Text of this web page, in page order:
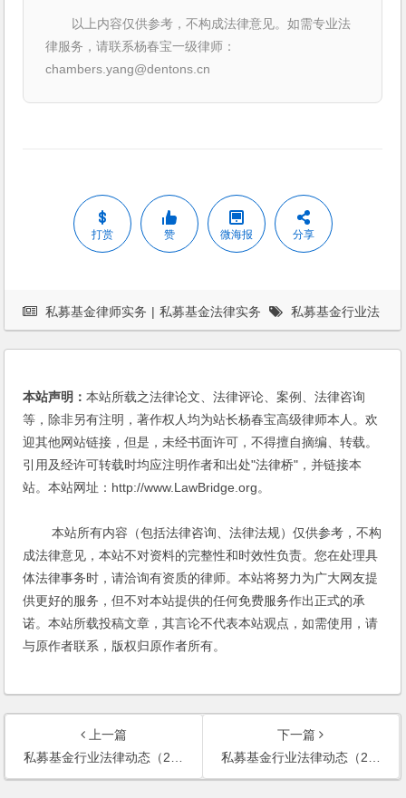
以上内容仅供参考，不构成法律意见。如需专业法
律服务，请联系杨春宝一级律师：
chambers.yang@dentons.cn
打赏 赞 微海报 分享
私募基金律师实务 | 私募基金法律实务
私募基金行业法
本站声明：本站所载之法律论文、法律评论、案例、法律咨询
等，除非另有注明，著作权人均为站长杨春宝高级律师本人。欢
迎其他网站链接，但是，未经书面许可，不得擅自摘编、转载。
引用及经许可转载时均应注明作者和出处"法律桥"，并链接本
站。本站网址：http://www.LawBridge.org。
本站所有内容（包括法律咨询、法律法规）仅供参考，不构
成法律意见，本站不对资料的完整性和时效性负责。您在处理具
体法律事务时，请洽询有资质的律师。本站将努力为广大网友提
供更好的服务，但不对本站提供的任何免费服务作出正式的承
诺。本站所载投稿文章，其言论不代表本站观点，如需使用，请
与原作者联系，版权归原作者所有。
上一篇
私募基金行业法律动态（2021年1月/总第35期）
下一篇
私募基金行业法律动态（2021年3月/总第37期）